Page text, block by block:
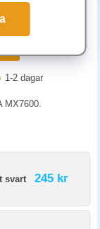
1-2 dagar
MX7600.
svart 245 kr